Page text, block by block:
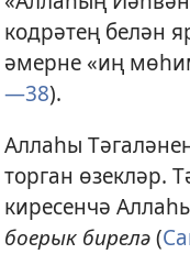
кодрәтең белән
әмерне «иң
—38).
Аллаһы
торган өзекләр.
киресенчә
боерык бирелә(